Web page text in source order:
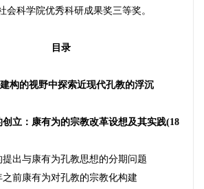
会科学院优秀科研成果奖三等奖。
目录
构的视野中探索近现代孔教的浮沉
立：康有为的宗教改革设想及其实践(18
出与康有为孔教思想的分期问题
之前康有为对孔教的宗教化构建